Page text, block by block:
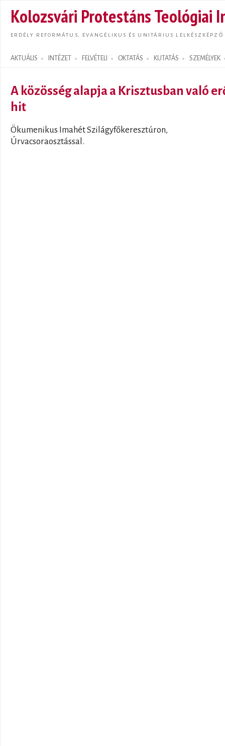
Kolozsvári Protestáns Teológiai
ERDÉLY REFORMÁTUS, EVANGÉLIKUS ÉS UNITÁRIUS LELKÉSZKÉPZŐ
AKTUÁLIS INTÉZET FELVÉTELI OKTATÁS KUTATÁS SZEMÉLYEK
Search form
A közösség alapja a Krisztusban való
hit
Ökumenikus Imahét Szilágyfőkeresztúron,
Úrvacsoraosztással.